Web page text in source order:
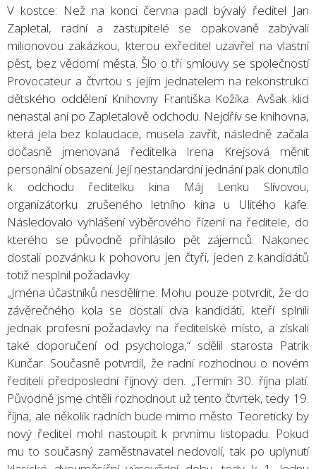
V kostce: Než na konci června padl bývalý ředitel Jan
Zapletal, radní a zastupitelé se opakovaně zabývali
milionovou zakázkou, kterou exředitel uzavřel na vlastní
pěst, bez vědomí města. Šlo o tři smlouvy se společností
Provocateur a čtvrtou s jejím jednatelem na rekonstrukci
dětského oddělení Knihovny Františka Kožíka. Avšak klid
nenastal ani po Zapletalově odchodu. Nejdřív se knihovna,
která jela bez kolaudace, musela zavřít, následně začala
dočasně jmenovaná ředitelka Irena Krejsová měnit
personální obsazení. Její nestandardní jednání pak donutilo
k odchodu ředitelku kina Máj Lenku Slívovou,
organizátorku zrušeného letního kina u Ulitého kafe.
Následovalo vyhlášení výběrového řízení na ředitele, do
kterého se původně přihlásilo pět zájemců. Nakonec
dostali pozvánku k pohovoru jen čtyři, jeden z kandidátů
totiž nesplnil požadavky.
„Jména účastníků nesdělíme. Mohu pouze potvrdit, že do
závěrečného kola se dostali dva kandidáti, kteří splnili
jednak profesní požadavky na ředitelské místo, a získali
také doporučení od psychologa,“ sdělil starosta Patrik
Kunčar. Současně potvrdil, že radní rozhodnou o novém
řediteli předposlední říjnový den. „Termín 30. října platí.
Původně jsme chtěli rozhodnout už tento čtvrtek, tedy 19.
října, ale několik radních bude mimo město. Teoreticky by
nový ředitel mohl nastoupit k prvnímu listopadu. Pokud
mu to současný zaměstnavatel nedovolí, tak po uplynutí